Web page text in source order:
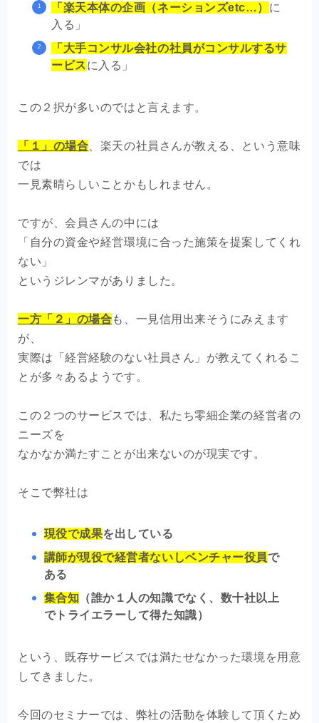
「楽天本体の企画（ネーションズetc…） に
入る」
「大手コンサル会社の社員がコンサルするサ
ービス に入る」
この２択が多いのではと言えます。
「１」の場合 、楽天の社員さんが教える、という意味
では
一見素晴らしいことかもしれません。
ですが、会員さんの中には
「自分の資金や経営環境に合った施策を提案してくれ
ない」
というジレンマがありました。
一方「２」の場合も、一見信用出来そうにみえます
が、
実際は「経営経験のない社員さん」が教えてくれるこ
とが多々あるようです。
この２つのサービスでは、私たち零細企業の経営者の
ニーズを
なかなか満たすことが出来ないのが現実です。
そこで弊社は
現役で成果を出している
講師が現役で経営者ないしベンチャー役員で
ある
集合知 （誰か１人の知識でなく、数十社以上
でトライエラーして得た知識）
という、既存サービスでは満たせなかった環境を用意
してきました。
今回のセミナーでは、弊社の活動を体験して頂くため